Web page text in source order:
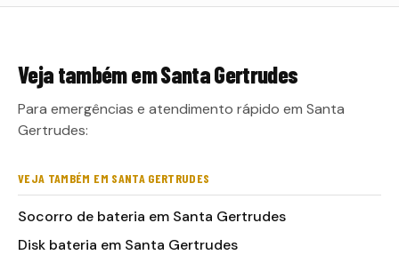
Veja também emSanta Gertrudes
Para emergências e atendimento rápido em Santa
Gertrudes:
VEJA TAMBÉM EM SANTA GERTRUDES
Socorro de bateria em Santa Gertrudes
Disk bateria em Santa Gertrudes